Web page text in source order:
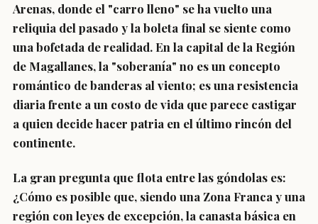
Arenas, donde el "carro lleno" se ha vuelto una
reliquia del pasado y la boleta final se siente como
una bofetada de realidad. En la capital de la Región
de Magallanes, la "soberanía" no es un concepto
romántico de banderas al viento; es una resistencia
diaria frente a un costo de vida que parece castigar
a quien decide hacer patria en el último rincón del
continente.
La gran pregunta que flota entre las góndolas es:
¿Cómo es posible que, siendo una Zona Franca y una
región con leyes de excepción, la canasta básica en